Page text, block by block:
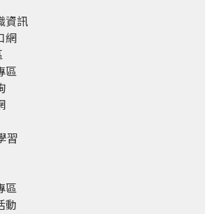
資訊
網
區
習
區
動